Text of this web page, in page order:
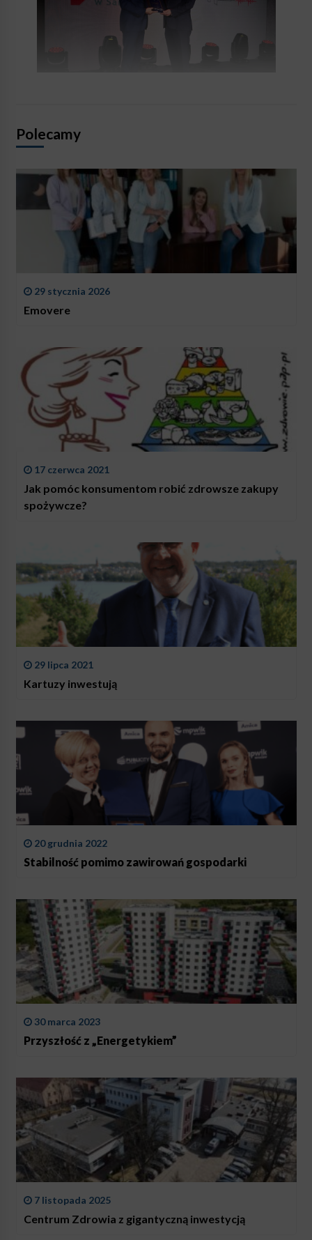
Polecamy
29 stycznia 2026
Emovere
17 czerwca 2021
Jak pomóc konsumentom robić zdrowsze zakupy
spożywcze?
29 lipca 2021
Kartuzy inwestują
20 grudnia 2022
Stabilność pomimo zawirowań gospodarki
30 marca 2023
Przyszłość z „Energetykiem”
7 listopada 2025
Centrum Zdrowia z gigantyczną inwestycją